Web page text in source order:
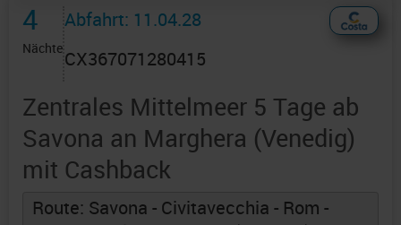
4
Nächte
Abfahrt: 11.04.28
CX367071280415
Zentrales Mittelmeer 5 Tage ab
Savona an Marghera (Venedig)
mit Cashback
Route: Savona - Civitavecchia - Rom -